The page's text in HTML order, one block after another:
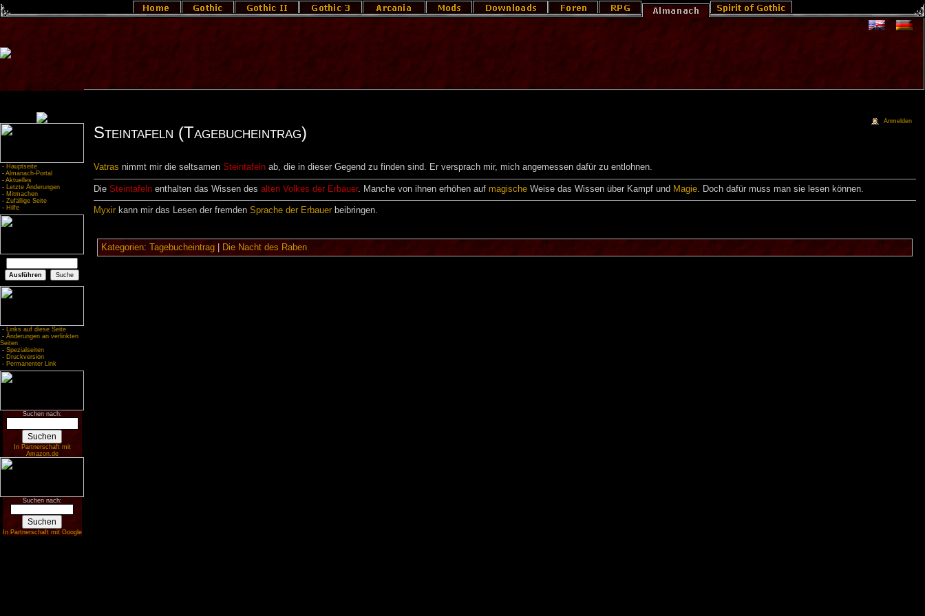
- Hauptseite
- Almanach-Portal
- Aktuelles
- Letzte Änderungen
- Mitmachen
- Zufällige Seite
- Hilfe
- Links auf diese Seite
- Änderungen an verlinkten
Seiten
- Spezialseiten
- Druckversion
- Permanenter Link
Suchen nach:
In Partnerschaft mit
Amazon.de
Suchen nach:
In Partnerschaft mit Google
Steintafeln (Tagebucheintrag)
Vatras nimmt mir die seltsamen Steintafelnab, die in dieser Gegend zu finden sind. Er versprach mir, mich angemessen dafür zu entlohnen.
Die Steintafelnenthalten das Wissen des alten Volkes der Erbauer. Manche von ihnen erhöhen auf magischeWeise das Wissen über Kampf und Magie. Doch dafür muss man sie lesen können.
Myxirkann mir das Lesen der fremden Sprache der Erbauerbeibringen.
Kategorien: Tagebucheintrag| Die Nacht des Raben
Anmelden